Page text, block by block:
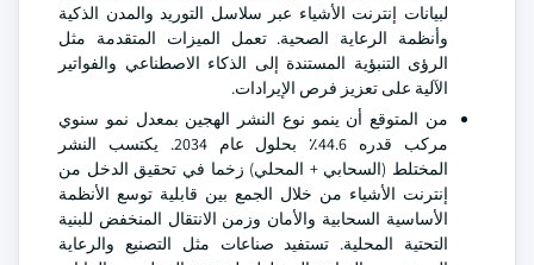
لبيانات إنترنت الأشياء عبر سلاسل التوريد والمدن الذكية
وأنظمة الرعاية الصحية. تعمل الميزات المتقدمة مثل
الرؤى التنبؤية المستندة إلى الذكاء الاصطناعي والفواتير
الآلية على تعزيز فرص الإيرادات.
من المتوقع أن ينمو نوع النشر الهجين بمعدل نمو سنوي
مركب قدره 44.6٪ بحلول عام 2034. يكتسب النشر
المختلط (السحابي + المحلي) زخما في تحقيق الدخل من
إنترنت الأشياء من خلال الجمع بين قابلية توسع الأنظمة
الأساسية السحابية والأمان وزمن الانتقال المنخفض للبنية
التحتية المحلية. تستفيد صناعات مثل التصنيع والرعاية